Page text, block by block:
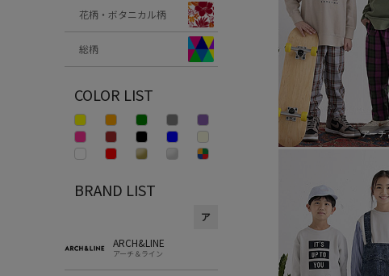
花柄・ボタニカル柄
総柄
COLOR LIST
BRAND LIST
ア
ARCH&LINE
アーチ＆ライン
アー